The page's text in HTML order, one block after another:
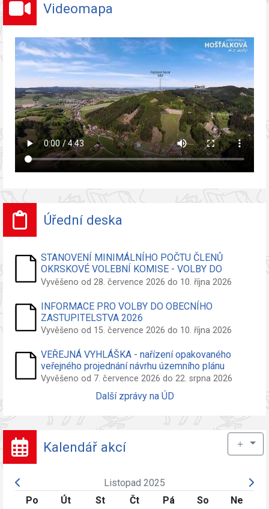
Videomapa
Úřední deska
STANOVENÍ MINIMÁLNÍHO POČTU ČLENŮ
OKRSKOVÉ VOLEBNÍ KOMISE - VOLBY DO
ZASTUPITELSTVA OBCE
Vyvěšeno od 28. července 2026 do 10. října 2026
INFORMACE PRO VOLBY DO OBECNÍHO
ZASTUPITELSTVA 2026
Vyvěšeno od 15. července 2026 do 10. října 2026
VEŘEJNÁ VYHLÁŠKA - nařízení opakovaného
veřejného projednání návrhu územního plánu
Vyvěšeno od 7. července 2026 do 22. srpna 2026
Další zprávy na ÚD
Kalendář akcí ＋
Listopad 2025
Po
Út St Čt Pá So
Ne